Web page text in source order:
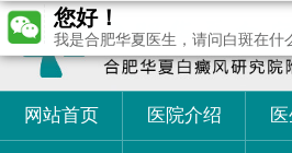
网站首页 医院介绍
您好！
我是合肥华夏医生，请问白斑在什